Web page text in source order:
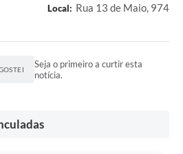
Local: Rua 13 de Maio, 974
Seja o primeiro a curtir esta
notícia.